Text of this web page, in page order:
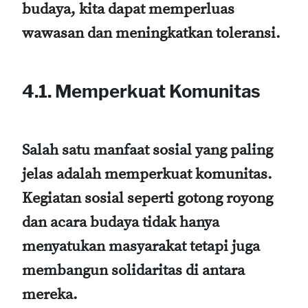
budaya, kita dapat memperluas
wawasan dan meningkatkan toleransi.
4.1. Memperkuat Komunitas
Salah satu manfaat sosial yang paling
jelas adalah memperkuat komunitas.
Kegiatan sosial seperti gotong royong
dan acara budaya tidak hanya
menyatukan masyarakat tetapi juga
membangun solidaritas di antara
mereka.